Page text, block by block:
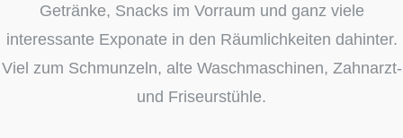
Getränke, Snacks im Vorraum und ganz viele
interessante Exponate in den Räumlichkeiten dahinter.
Viel zum Schmunzeln, alte Waschmaschinen, Zahnarzt-
und Friseurstühle.